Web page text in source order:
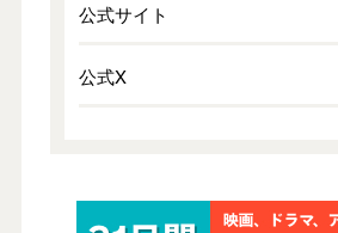
公式サイト
公式X